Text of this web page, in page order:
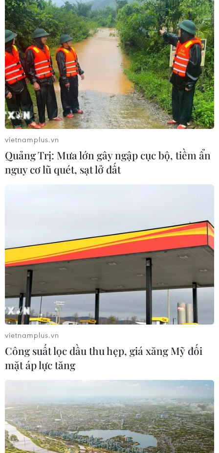
TIN CÙNG CHUYÊN MỤC
Kết luận thanh tra về cơ sở nhà, đất
dôi dư sau sắp xếp tại thành phố Hải
Hà Nội kiên quyết xử lý vi phạm tại
hồ Đồng Đò
08/08/2026 03:29
Masterise Homes đồng hành cùng
khách hàng trên toàn quốc với giải
pháp tài chính ưu việt
07/08/2026 08:39
07/08/2026 04:08
Phú Thọ gỡ vướng mắc mặt bằng,
vietnamplus.vn
Quảng Trị: Mưa lớn gây ngập cục bộ, tiềm ẩn
nguy cơ lũ quét, sạt lở đất
vietnamplus.vn
Công suất lọc dầu thu hẹp, giá xăng Mỹ đối
mặt áp lực tăng